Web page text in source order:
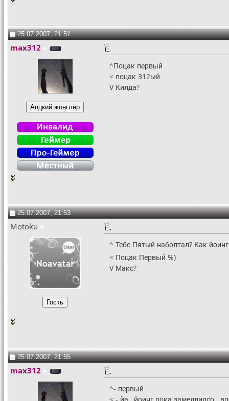
25.07.2007, 21:51
max312
^Поцак первый
< поцак 312ый
V Килда?
25.07.2007, 21:53
Motoku
^ Тебе Пятый наболтал? Как
< Поцак Первый %)
V Макс?
25.07.2007, 21:55
max312
^- первый